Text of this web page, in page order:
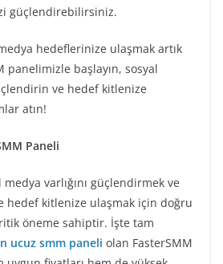
güçlendirebilirsiniz.
hedeflerinize ulaşmak artık
panelimizle başlayın, sosyal
ve hedef kitlenize
atın!
Paneli
varlığını güçlendirmek ve
hedef kitlenize ulaşmak için doğru
öneme sahiptir. İşte tam
ucuz smm paneli olan FasterSMM